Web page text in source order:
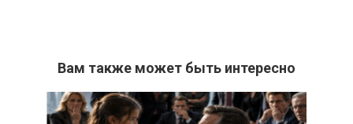
Вам также может быть интересно